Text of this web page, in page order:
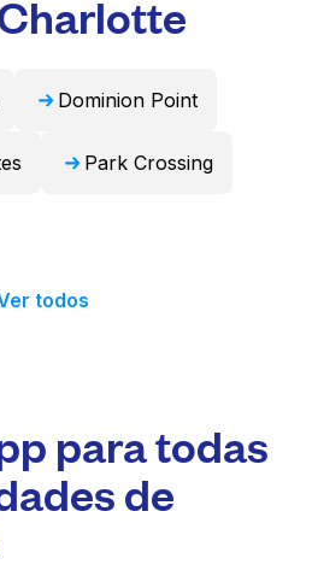
listos para usar en
Dominion Point
Park Crossing
todos
para todas
de